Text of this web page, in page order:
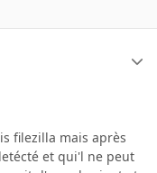
filezilla mais après
et qui'l ne peut